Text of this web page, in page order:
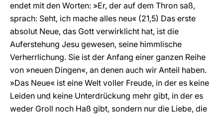
endet mit den Worten: »Er, der auf dem Thron saß,
sprach: Seht, ich mache alles neu« (21,5) Das erste
absolut Neue, das Gott verwirklicht hat, ist die
Auferstehung Jesu gewesen, seine himmlische
Verherrlichung. Sie ist der Anfang einer ganzen Reihe
von »neuen Dingen«, an denen auch wir Anteil haben.
»Das Neue« ist eine Welt voller Freude, in der es keine
Leiden und keine Unterdrückung mehr gibt, in der es
weder Groll noch Haß gibt, sondern nur die Liebe, die